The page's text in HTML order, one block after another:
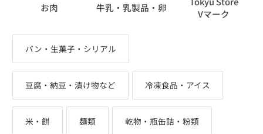
お肉 牛乳・乳製品・卵
Vマーク
パン・生菓子・シリアル
豆腐・納豆・漬け物など 冷凍食品・アイス
米・餅 麺類 乾物・瓶缶詰・粉類